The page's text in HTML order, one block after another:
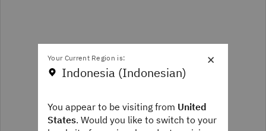
×
Your Current Region is:
Indonesia (Indonesian)
You appear to be visiting from United
States. Would you like to switch to your